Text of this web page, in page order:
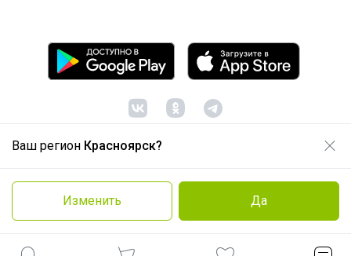
Ваш регион Красноярск?
Изменить Да
© ООО "Лявита", ОГРН 1122468054070, 2012 -2026
Политика конфиденциальности
Cоглашение пользователя